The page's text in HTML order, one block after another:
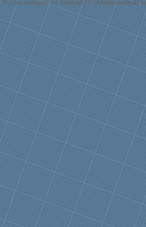
Forum software by XenForo™ | Media embeds